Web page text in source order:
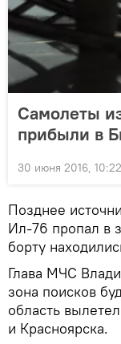
Самолеты
прибыли в
30 июня 2016, 10:22
Позднее
Ил-76 пропал в
борту
Глава МЧС
зона поисков
область
и Красноярска.